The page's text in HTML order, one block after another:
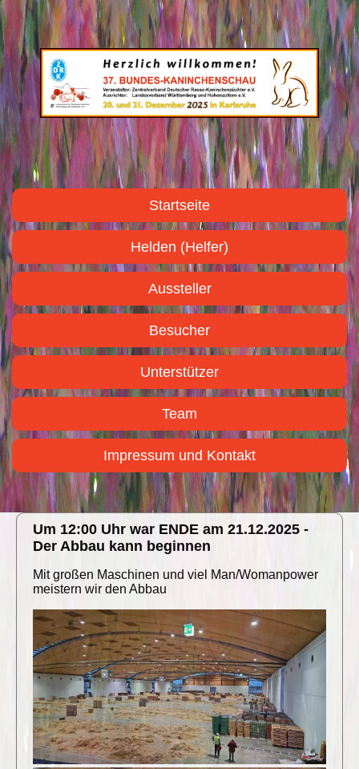
Startseite
Helden (Helfer)
Aussteller
Besucher
Unterstützer
Team
Impressum und Kontakt
Um 12:00 Uhr war ENDE am 21.12.2025 -
Der Abbau kann beginnen
Mit großen Maschinen und viel Man/Womanpower
meistern wir den Abbau